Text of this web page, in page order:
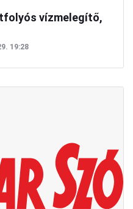
vízmelegítő,
19:28